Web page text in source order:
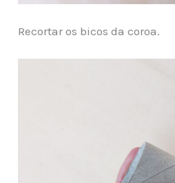
Recortar os bicos da coroa.